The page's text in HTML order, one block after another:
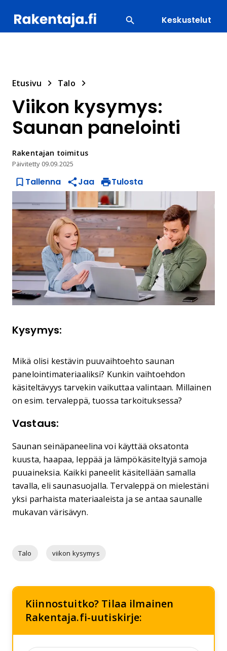
Keskustelut
Etusivu Talo
Viikon kysymys:
Saunan panelointi
Rakentajan toimitus
Päivitetty 09.09.2025
Tallenna Jaa Tulosta
Kysymys:
Mikä olisi kestävin puuvaihtoehto saunan
panelointimateriaaliksi? Kunkin vaihtoehdon
käsiteltävyys tarvekin vaikuttaa valintaan. Millainen
on esim. tervaleppä, tuossa tarkoituksessa?
Vastaus:
Saunan seinäpaneelina voi käyttää oksatonta
kuusta, haapaa, leppää ja lämpökäsiteltyjä samoja
puuaineksia. Kaikki paneelit käsitellään samalla
tavalla, eli saunasuojalla. Tervaleppä on mielestäni
yksi parhaista materiaaleista ja se antaa saunalle
mukavan värisävyn.
Talo viikon kysymys
Kiinnostuitko? Tilaa ilmainen
Rakentaja.fi-uutiskirje: